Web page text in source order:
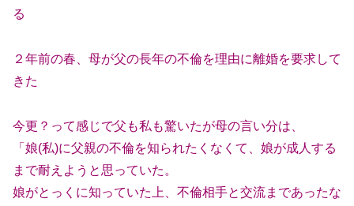
る
２年前の春、母が父の長年の不倫を理由に離婚を要求して
きた
今更？って感じで父も私も驚いたが母の言い分は、
「娘(私)に父親の不倫を知られたくなくて、娘が成人する
まで耐えようと思っていた。
娘がとっくに知っていた上、不倫相手と交流まであったな